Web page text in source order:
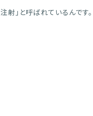
射」と呼ばれているんです。